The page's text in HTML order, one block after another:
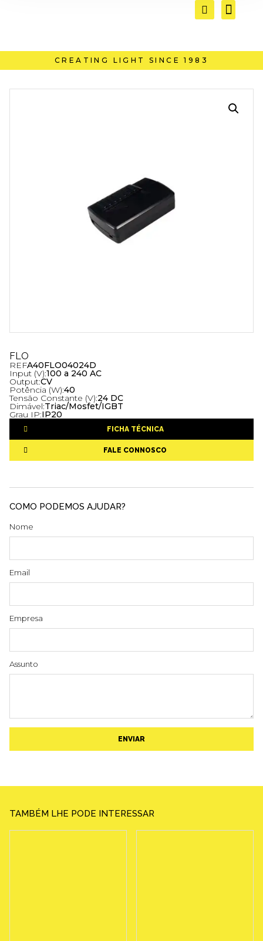
CREATING LIGHT SINCE 1983
FLO
REFA40FLO04024D
Input (V):100 a 240 AC
Output:CV
Potência (W):40
Tensão Constante (V):24 DC
Dimável:Triac/Mosfet/IGBT
Grau IP:IP20
FICHA TÉCNICA
FALE CONNOSCO
COMO PODEMOS AJUDAR?
Nome
Email
Empresa
Assunto
ENVIAR
TAMBÉM LHE PODE INTERESSAR